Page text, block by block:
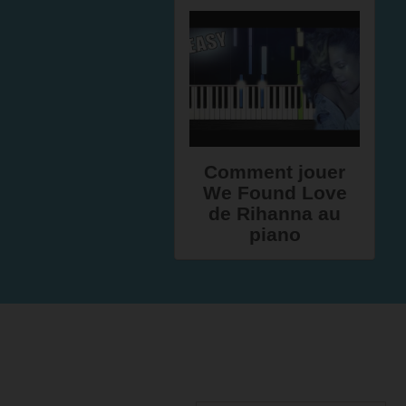
Comment jouer
We Found Love
de Rihanna au
piano